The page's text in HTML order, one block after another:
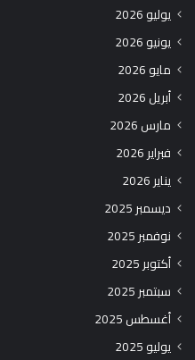
يوليو 2026
يونيو 2026
مايو 2026
أبريل 2026
مارس 2026
فبراير 2026
يناير 2026
ديسمبر 2025
نوفمبر 2025
أكتوبر 2025
سبتمبر 2025
أغسطس 2025
يوليو 2025